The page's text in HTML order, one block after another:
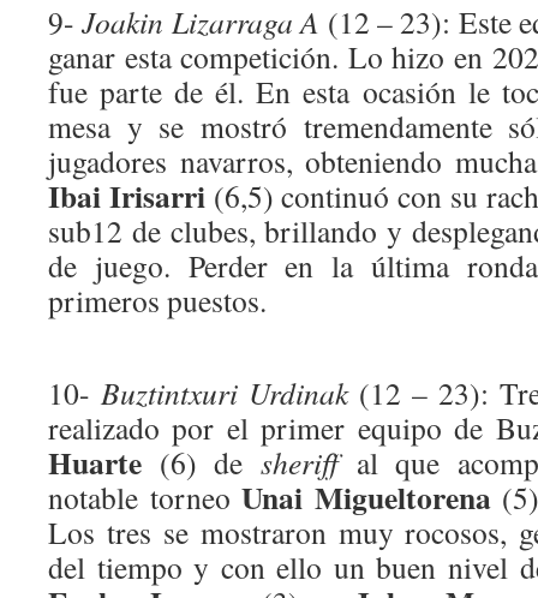
9-Joakin Lizarraga A (12 – 23): Este
ganar esta competición. Lo hizo en
fue parte de él. En esta ocasión le
mesa y se mostró tremendamente
jugadores navarros, obteniendo
Ibai Irisarri(6,5) continuó con su
sub12 de clubes, brillando y
de juego. Perder en la última
primeros puestos.
10- Buztintxuri Urdinak(12 – 23):
realizado por el primer equipo de
Huarte (6) de sheriffal que
notable torneo Unai Migueltorena
Los tres se mostraron muy rocosos,
del tiempo y con ello un buen nivel